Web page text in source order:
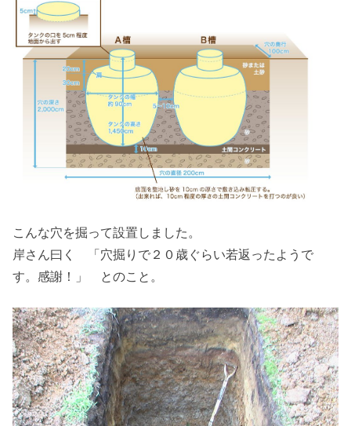
こんな穴を掘って設置しました。
岸さん曰く 「穴掘りで２０歳ぐらい若返ったようで
す。感謝！」 とのこと。